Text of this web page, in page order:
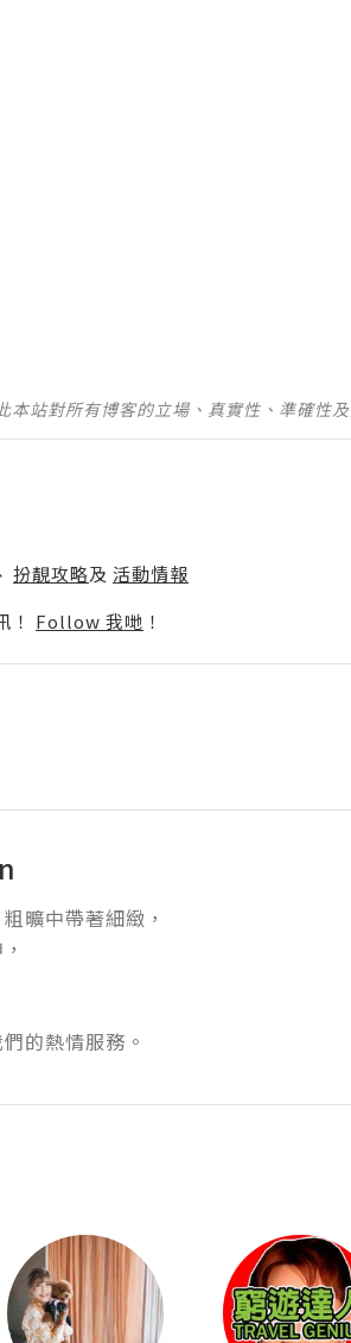
站對所有博客的立場、真實性、準確性
扮靚攻略及 活動情報
Follow 我哋 ！
曠中帶著細緻，
的熱情服務。